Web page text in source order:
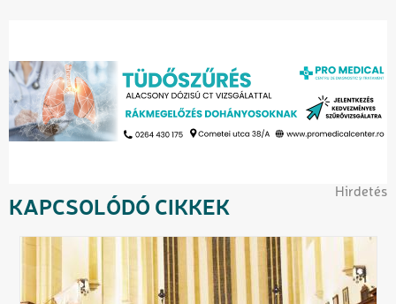
Hirdetés
KAPCSOLÓDÓ CIKKEK